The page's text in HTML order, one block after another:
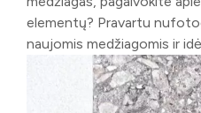
elementų? Pravartu
naujomis medžiagomis ir